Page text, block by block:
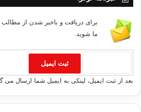
برای دریافت و باخبر شدن از
ما شوید.
بعد از ثبت ایمیل، لینکی به ایمیل شما ارسال می